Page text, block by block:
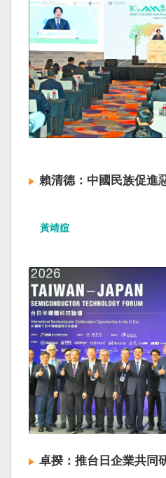
賴清德：中國民族促進
黃靖媗
卓揆：推台日企業共同